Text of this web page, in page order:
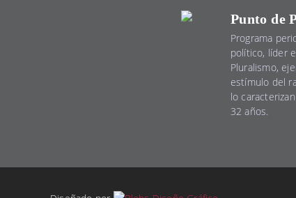
Punto de
Programa
político, líder
Pluralismo,
estímulo del
lo
32 años.